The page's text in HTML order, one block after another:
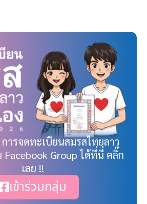
ารจดทะเบียนสมรสไทยลาว
Facebook Group ได้ที่นี่ คลิ๊ก
เลย !!
เข้าร่วมกลุ่ม